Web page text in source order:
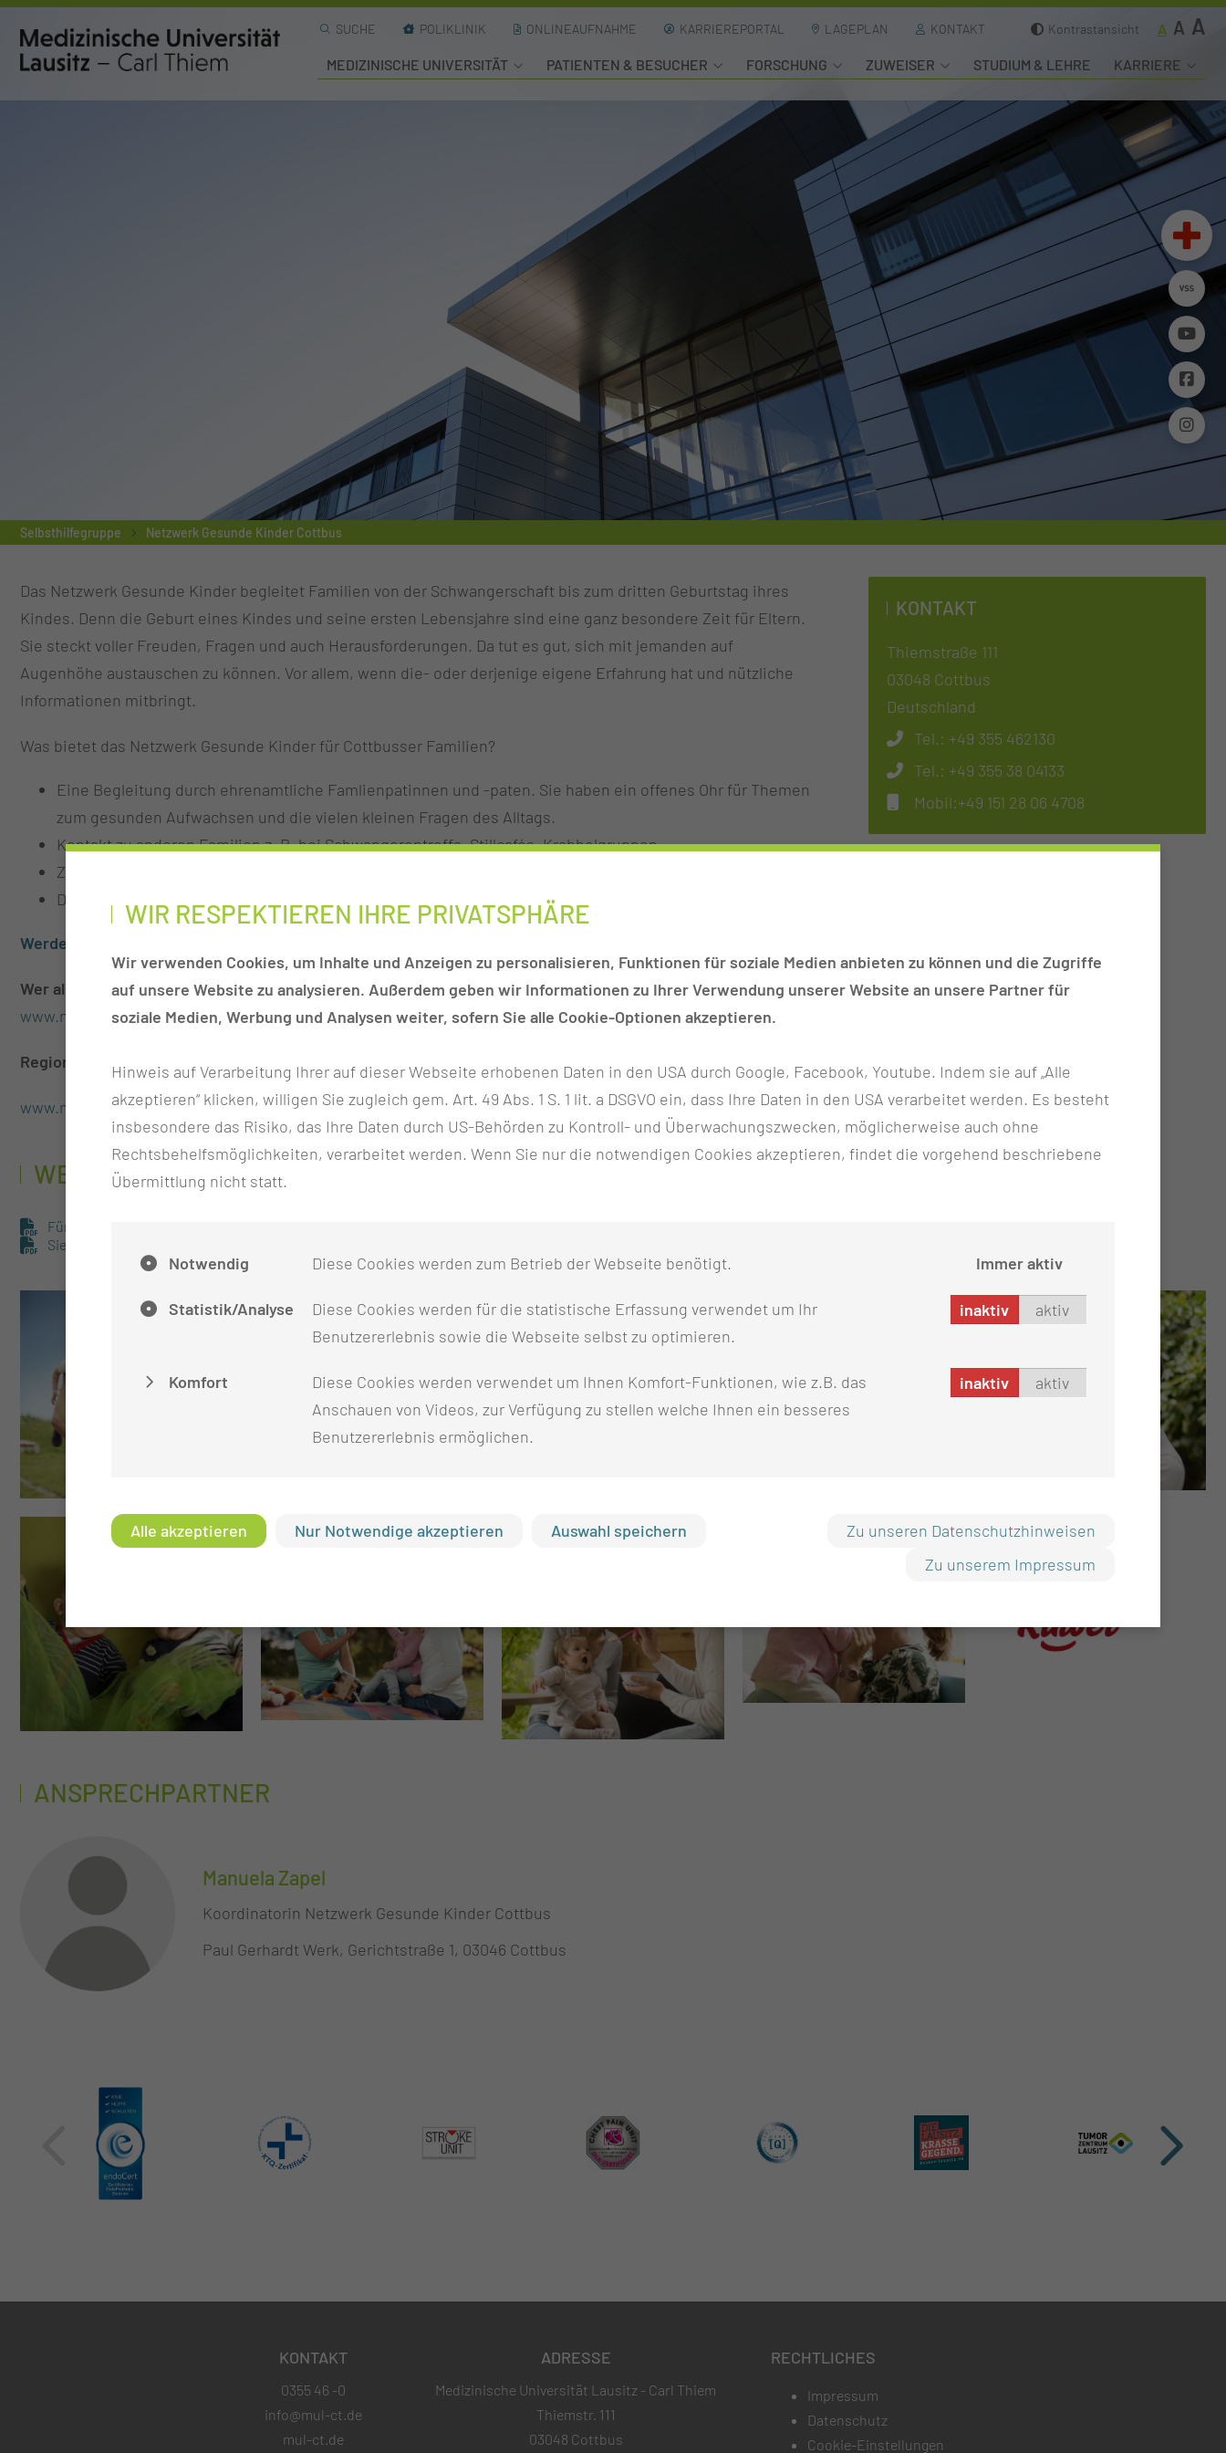
SUCHE POLIKLINIK ONLINEAUFNAHME KARRIEREPORTAL LAGEPLAN KONTAKT Kontrastansicht A A A
MEDIZINISCHE UNIVERSITÄT PATIENTEN & BESUCHER FORSCHUNG ZUWEISER STUDIUM & LEHRE KARRIERE
Selbsthilfegruppe Netzwerk Gesunde Kinder Cottbus
KONTAKT
Thiemstraße 111
03048 Cottbus
Deutschland
Tel.: +49 355 462130
Tel.: +49 355 38 04133
Mobil:+49 151 28 06 4708
Das Netzwerk Gesunde Kinder begleitet Familien von der Schwangerschaft bis zum dritten Geburtstag ihres
Kindes. Denn die Geburt eines Kindes und seine ersten Lebensjahre sind eine ganz besondere Zeit für Eltern.
Sie steckt voller Freuden, Fragen und auch Herausforderungen. Da tut es gut, sich mit jemanden auf
Augenhöhe austauschen zu können. Vor allem, wenn die- oder derjenige eigene Erfahrung hat und nützliche
Informationen mitbringt.
Was bietet das Netzwerk Gesunde Kinder für Cottbusser Familien?
Eine Begleitung durch ehrenamtliche Famlienpatinnen und -paten. Sie haben ein offenes Ohr für Themen
zum gesunden Aufwachsen und die vielen kleinen Fragen des Alltags.
Kontakt zu anderen Familien z. B. bei Schwangerentreffs, Stillcafés, Krabbelgruppen.
Zugang zu Angeboten wie Erste-Hilfe-Kurse für Babys und Kleinkinder, Gesunde Ernährung – Kochen für Babys und Kleinkinder.
Das Familienhandbuch mit wertvollen Tipps und Informationen für die gesunde Entwicklung des Kindes.
Werden auch Sie Pate!
Wer als Familie, ehrenamtliche/r Familienpatin oder -pate oder Kooperationspartner mitmachen möchte, kann sich hier informieren:
www.netzwerk-gesunde-kinder.de→
Regionale Aktivitäten in Cottbus sind hier zu finden:
www.netzwerk-gesunde-kinder.de/cottbus/→
WEITERE INFORMATIONEN
Für ei­nen ge­sun­den Start ins Le­ben. (174.37 KB)
Sie er­war­ten ein Kind/ sind ge­ra­de El­tern ge­wor­den? (192.54 KB)
ANSPRECHPARTNER
Manuela Zapel
Koordinatorin Netzwerk Gesunde Kinder Cottbus
Paul Gerhardt Werk, Gerichtstraße 1, 03046 Cottbus
KONTAKT
0355 46 -0
info@mul-ct.de
mul-ct.de
ADRESSE
Medizinische Universität Lausitz - Carl Thiem
Thiemstr. 111
03048 Cottbus
RECHTLICHES
Impressum
Datenschutz
Cookie-Einstellungen
WIR RESPEKTIEREN IHRE PRIVATSPHÄRE
Wir verwenden Cookies, um Inhalte und Anzeigen zu personalisieren, Funktionen für soziale Medien anbieten zu können und die Zugriffe
auf unsere Website zu analysieren. Außerdem geben wir Informationen zu Ihrer Verwendung unserer Website an unsere Partner für
soziale Medien, Werbung und Analysen weiter, sofern Sie alle Cookie-Optionen akzeptieren.
Hinweis auf Verarbeitung Ihrer auf dieser Webseite erhobenen Daten in den USA durch Google, Facebook, Youtube. Indem sie auf „Alle
akzeptieren“ klicken, willigen Sie zugleich gem. Art. 49 Abs. 1 S. 1 lit. a DSGVO ein, dass Ihre Daten in den USA verarbeitet werden. Es besteht
insbesondere das Risiko, das Ihre Daten durch US-Behörden zu Kontroll- und Überwachungszwecken, möglicherweise auch ohne
Rechtsbehelfsmöglichkeiten, verarbeitet werden. Wenn Sie nur die notwendigen Cookies akzeptieren, findet die vorgehend beschriebene
Übermittlung nicht statt.
Notwendig Diese Cookies werden zum Betrieb der Webseite benötigt. Immer aktiv
Statistik/Analyse
Diese Cookies werden für die statistische Erfassung verwendet um Ihr
Benutzererlebnis sowie die Webseite selbst zu optimieren.
inaktiv aktiv
Komfort
Diese Cookies werden verwendet um Ihnen Komfort-Funktionen, wie z.B. das
Anschauen von Videos, zur Verfügung zu stellen welche Ihnen ein besseres
Benutzererlebnis ermöglichen.
inaktiv aktiv
Alle akzeptieren Nur Notwendige akzeptieren Auswahl speichern
Zu unseren Datenschutzhinweisen
Zu unserem Impressum